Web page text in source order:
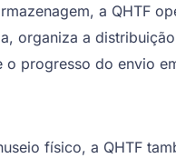
a QHTF
organiza a
o progresso do envio
físico, a QHTF